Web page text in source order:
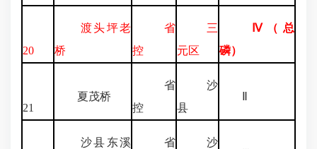
20
渡头坪老
桥
省
控
三
元区
Ⅳ（总
磷）
21
夏茂桥
省
控
沙
县
沙县东溪
省
沙